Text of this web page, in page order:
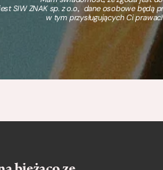
SIW ZNAK sp. z o.o., dane osobowe będą
w tym przysługujących Ci